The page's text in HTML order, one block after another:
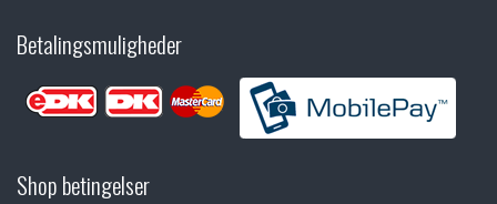
Betalingsmuligheder
Shop betingelser